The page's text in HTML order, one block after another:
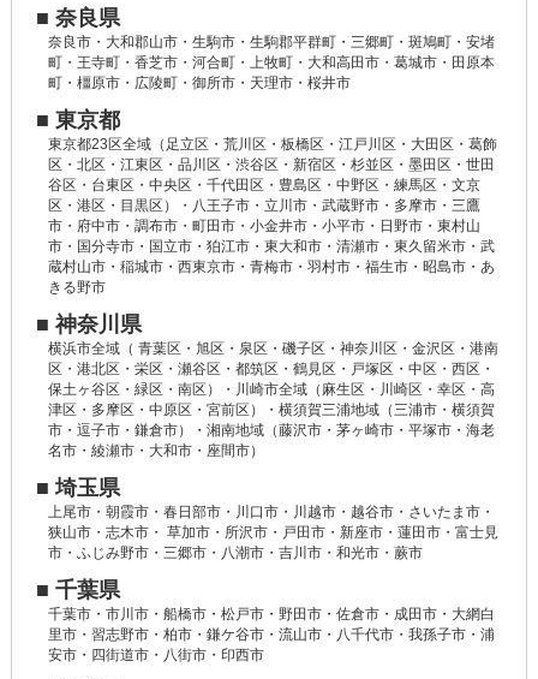
■ 奈良県
奈良市・大和郡山市・生駒市・生駒郡平群町・三郷町・斑鳩町・安堵
町・王寺町・香芝市・河合町・上牧町・大和高田市・葛城市・田原本
町・橿原市・広陵町・御所市・天理市・桜井市
■ 東京都
東京都23区全域（足立区・荒川区・板橋区・江戸川区・大田区・葛飾
区・北区・江東区・品川区・渋谷区・新宿区・杉並区・墨田区・世田
谷区・台東区・中央区・千代田区・豊島区・中野区・練馬区・文京
区・港区・目黒区）・八王子市・立川市・武蔵野市・多摩市・三鷹
市・府中市・調布市・町田市・小金井市・小平市・日野市・東村山
市・国分寺市・国立市・狛江市・東大和市・清瀬市・東久留米市・武
蔵村山市・稲城市・西東京市・青梅市・羽村市・福生市・昭島市・あ
きる野市
■ 神奈川県
横浜市全域（ 青葉区・旭区・泉区・磯子区・神奈川区・金沢区・港南
区・港北区・栄区・瀬谷区・都筑区・鶴見区・戸塚区・中区・西区・
保土ヶ谷区・緑区・南区）・川崎市全域（麻生区・川崎区・幸区・高
津区・多摩区・中原区・宮前区）・横須賀三浦地域（三浦市・横須賀
市・逗子市・鎌倉市）・湘南地域（藤沢市・茅ヶ崎市・平塚市・海老
名市・綾瀬市・大和市・座間市）
■ 埼玉県
上尾市・朝霞市・春日部市・川口市・川越市・越谷市・さいたま市・
狭山市・志木市・ 草加市・所沢市・戸田市・新座市・蓮田市・富士見
市・ふじみ野市・三郷市・八潮市・吉川市・和光市・蕨市
■ 千葉県
千葉市・市川市・船橋市・松戸市・野田市・佐倉市・成田市・大網白
里市・習志野市・柏市・鎌ケ谷市・流山市・八千代市・我孫子市・浦
安市・四街道市・八街市・印西市